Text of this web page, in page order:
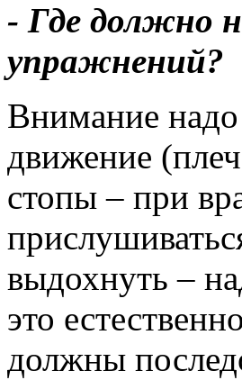
- Где должно
упражнений?
Внимание надо
движение
стопы – при
выдохнуть –
это
должны